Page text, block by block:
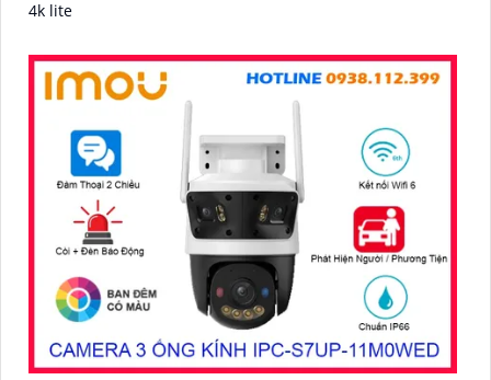
4k lite